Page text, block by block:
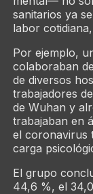
sanitarios ya
labor
Por ejemplo,
colaboraban
de diversos
trabajadores
de Wuhan y
trabajaban en
el coronavirus
carga
El grupo
44,6 %, el